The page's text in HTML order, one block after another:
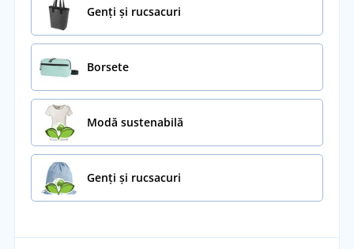
Genți și rucsacuri
Borsete
Modă sustenabilă
Genți și rucsacuri